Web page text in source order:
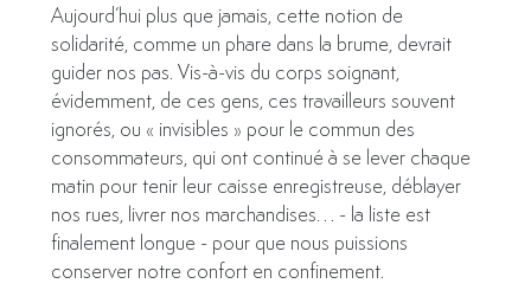
Aujourd’hui plus que jamais, cette notion de
solidarité, comme un phare dans la brume, devrait
guider nos pas. Vis-à-vis du corps soignant,
évidemment, de ces gens, ces travailleurs souvent
ignorés, ou « invisibles » pour le commun des
consommateurs, qui ont continué à se lever chaque
matin pour tenir leur caisse enregistreuse, déblayer
nos rues, livrer nos marchandises… - la liste est
finalement longue - pour que nous puissions
conserver notre confort en confinement.